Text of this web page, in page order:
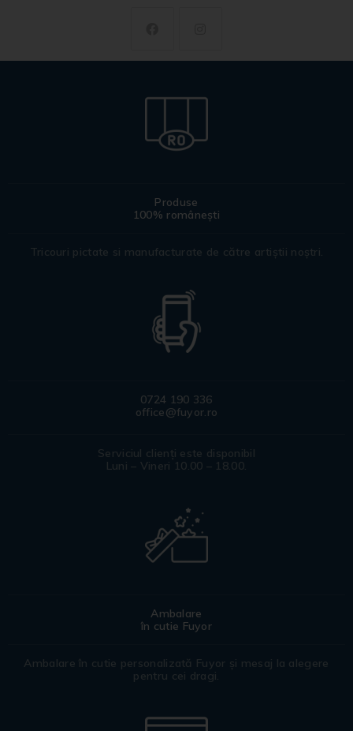
Produse
100% românești
Tricouri pictate si manufacturate de către artiștii noștri.
0724 190 336
office@fuyor.ro
Serviciul clienți este disponibil
Luni – Vineri 10.00 – 18.00.
Ambalare
în cutie Fuyor
Ambalare în cutie personalizată Fuyor și mesaj la alegere
pentru cei dragi.